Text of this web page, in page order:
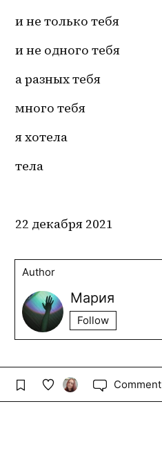
и не только тебя
и не одного тебя
а разных тебя
много тебя
я хотела
тела
22 декабря 2021
Author
Мария
Follow
Comment